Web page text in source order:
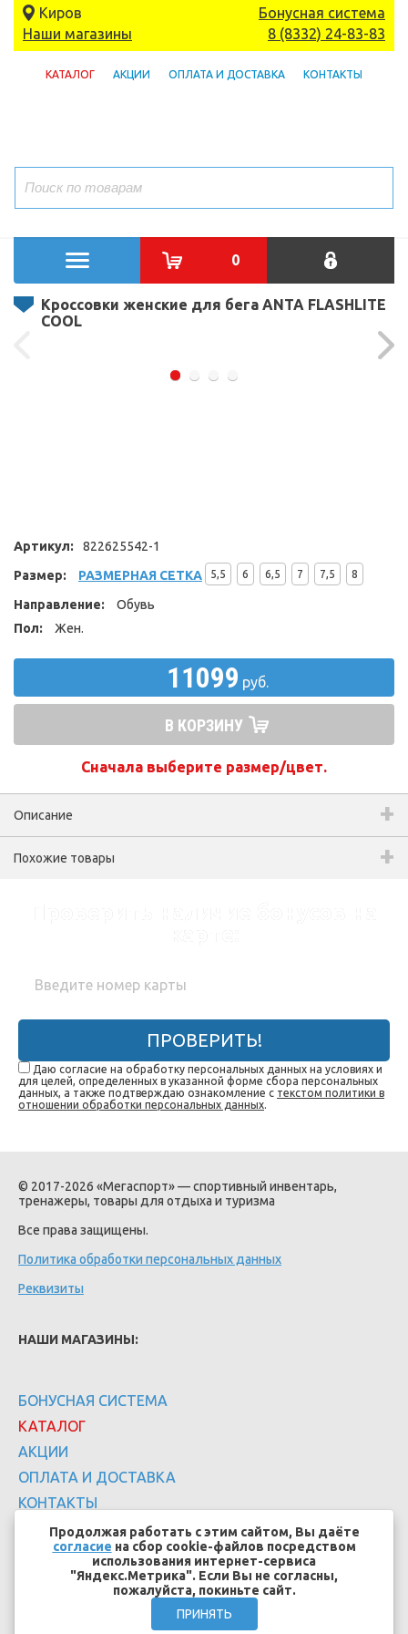
Киров
Наши магазины
Бонусная система
8 (8332) 24-83-83
КАТАЛОГ АКЦИИ ОПЛАТА И ДОСТАВКА КОНТАКТЫ
0
Кроссовки женские для бега ANTA FLASHLITE
COOL
Артикул:
822625542-1
Размер:
РАЗМЕРНАЯ СЕТКА 5,5 6 6,5 7 7,5 8
Направление:
Обувь
Пол:
Жен.
11099 руб.
В КОРЗИНУ
Сначала выберите размер/цвет.
Описание
Похожие товары
ПРОВЕРИТЬ!
Даю согласие на обработку персональных данных на условиях и
для целей, определенных в указанной форме сбора персональных
данных, а также подтверждаю ознакомление с текстом политики в
отношении обработки персональных данных.
© 2017-2026 «Мегаспорт» — спортивный инвентарь,
тренажеры, товары для отдыха и туризма
Все права защищены.
Политика обработки персональных данных
Реквизиты
НАШИ МАГАЗИНЫ:
БОНУСНАЯ СИСТЕМА
КАТАЛОГ
АКЦИИ
ОПЛАТА И ДОСТАВКА
КОНТАКТЫ
Создание сайтов - EFFECT.SU
Продолжая работать с этим сайтом, Вы даёте
согласие на сбор cookie-файлов посредством
использования интернет-сервиса
"Яндекс.Метрика". Если Вы не согласны,
пожалуйста, покиньте сайт.
ПРИНЯТЬ